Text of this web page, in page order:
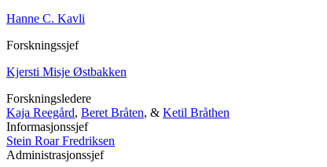
Hanne C. Kavli
Forskningssjef
Kjersti Misje Østbakken
Forskningsledere
Kaja Reegård, Beret Bråten, & Ketil Bråthen
Informasjonssjef
Stein Roar Fredriksen
Administrasjonssjef